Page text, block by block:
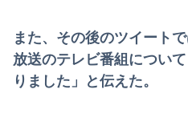
また、その後のツイート
放送のテレビ番組につい
りました」と伝えた。